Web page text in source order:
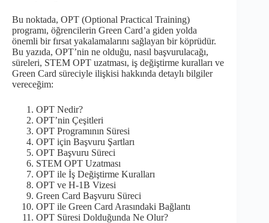
Bu noktada, OPT (Optional Practical Training)
programı, öğrencilerin Green Card’a giden yolda
önemli bir fırsat yakalamalarını sağlayan bir köprüdür.
Bu yazıda, OPT’nin ne olduğu, nasıl başvurulacağı,
süreleri, STEM OPT uzatması, iş değiştirme kuralları ve
Green Card süreciyle ilişkisi hakkında detaylı bilgiler
vereceğim:
OPT Nedir?
OPT’nin Çeşitleri
OPT Programının Süresi
OPT için Başvuru Şartları
OPT Başvuru Süreci
STEM OPT Uzatması
OPT ile İş Değiştirme Kuralları
OPT ve H-1B Vizesi
Green Card Başvuru Süreci
OPT ile Green Card Arasındaki Bağlantı
OPT Süresi Dolduğunda Ne Olur?